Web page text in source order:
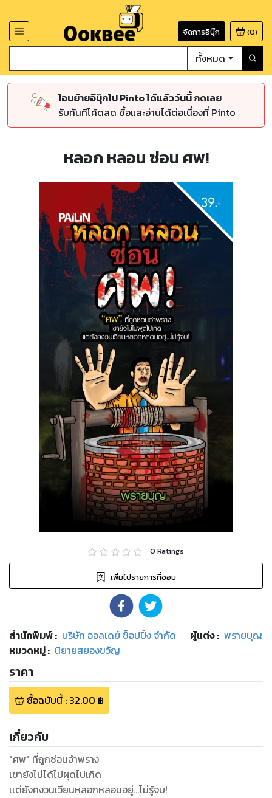
จัดการอีบุ๊ก (0)
ทั้งหมด
โอนย้ายอีบุ๊กไป Pinto ได้แล้ววันนี้ กดเลย
รับทันทีโค้ดลด ซื้อและอ่านได้ต่อเนื่องที่ Pinto
หลอก หลอน ซ่อน ศพ!
0 Ratings
เพิ่มไปรายการที่ชอบ
สำนักพิมพ์: บริษัท ออลเดย์ ช็อปปิ้ง จำกัด ผู้แต่ง : พรายบุญ
หมวดหมู่: นิยายสยองขวัญ
ราคา
ซื้อฉบับนี้: 32.00 ฿
เกี่ยวกับ
"ศพ" ที่ถูกซ่อนอำพราง
เขายังไม่ได้ไปผุดไปเกิด
เเต่ยังคงวนเวียนหลอกหลอนอยู่...ไม่รู้จบ!